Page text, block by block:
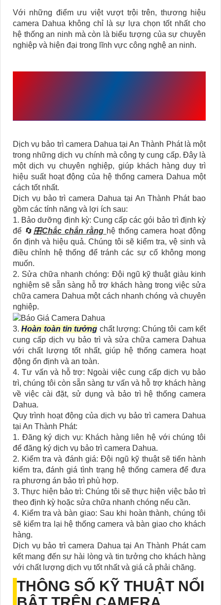
Với những điểm ưu việt vượt trội trên, thương hiệu
camera Dahua không chỉ là sự lựa chọn tốt nhất cho
hệ thống an ninh mà còn là biểu tượng của sự chuyên
nghiệp và hiện đại trong lĩnh vực công nghệ an ninh.
Dịch vụ bảo trì camera Dahua tại An Thành Phát là một
trong những dịch vụ chính mà công ty cung cấp. Đây là
một dịch vụ chuyên nghiệp, giúp khách hàng duy trì
hiệu suất hoạt động của hệ thống camera Dahua một
cách tốt nhất.
Dịch vụ bảo trì camera Dahua tại An Thành Phát bao
gồm các tính năng và lợi ích sau:
1. Bảo dưỡng định kỳ: Cung cấp các gói bảo trì định kỳ
để 🔄 🎛Chắc chắn rằng hệ thống camera hoạt động
ổn định và hiệu quả. Chúng tôi sẽ kiểm tra, vệ sinh và
điều chỉnh hệ thống để tránh các sự cố không mong
muốn.
2. Sửa chữa nhanh chóng: Đội ngũ kỹ thuật giàu kinh
nghiệm sẽ sẵn sàng hỗ trợ khách hàng trong việc sửa
chữa camera Dahua một cách nhanh chóng và chuyên
nghiệp.
3.Hoàn toàn tin tưởng chất lượng: Chúng tôi cam kết
cung cấp dịch vụ bảo trì và sửa chữa camera Dahua
với chất lượng tốt nhất, giúp hệ thống camera hoạt
động ổn định và an toàn.
4. Tư vấn và hỗ trợ: Ngoài việc cung cấp dịch vụ bảo
trì, chúng tôi còn sẵn sàng tư vấn và hỗ trợ khách hàng
về việc cài đặt, sử dụng và bảo trì hệ thống camera
Dahua.
Quy trình hoạt động của dịch vụ bảo trì camera Dahua
tại An Thành Phát:
1. Đăng ký dịch vụ: Khách hàng liên hệ với chúng tôi
để đăng ký dịch vụ bảo trì camera Dahua.
2. Kiểm tra và đánh giá: Đội ngũ kỹ thuật sẽ tiến hành
kiểm tra, đánh giá tình trạng hệ thống camera để đưa
ra phương án bảo trì phù hợp.
3. Thực hiện bảo trì: Chúng tôi sẽ thực hiện việc bảo trì
theo định kỳ hoặc sửa chữa nhanh chóng nếu cần.
4. Kiểm tra và bàn giao: Sau khi hoàn thành, chúng tôi
sẽ kiểm tra lại hệ thống camera và bàn giao cho khách
hàng.
Dịch vụ bảo trì camera Dahua tại An Thành Phát cam
kết mang đến sự hài lòng và tin tưởng cho khách hàng
với chất lượng dịch vụ tốt nhất và giá cả phải chăng.
THÔNG SỐ KỸ THUẬT NỔI